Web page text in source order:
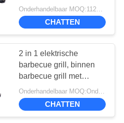
set
16
thermostaatregeling
Onderhandelbaar MOQ:1124 STUKS
CHATTEN
2 in 1 elektrische
barbecue grill, binnen
barbecue grill met
afneembare afneembare
plaat
Onderhandelbaar MOQ:Onderhandeld
CHATTEN